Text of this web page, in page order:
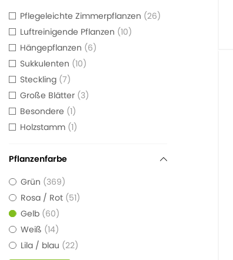
Pflegeleichte Zimmerpflanzen 26
Luftreinigende Pflanzen 10
Hängepflanzen 6
Sukkulenten 10
Steckling 7
Große Blätter 3
Besondere 1
Holzstamm 1
Pflanzenfarbe
Grün 369
Rosa / Rot 51
Gelb 60
Weiß 14
Lila / blau 22